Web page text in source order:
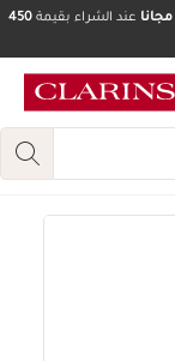
إلى أسفل الصفحة
عند الشراء بقيمة450